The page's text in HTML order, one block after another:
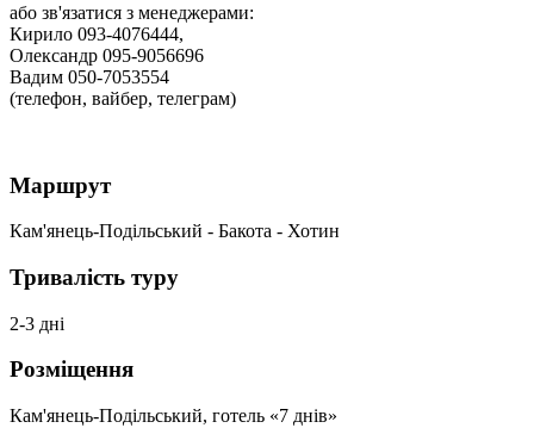
або зв'язатися з менеджерами:
Кирило 093-4076444,
Олександр 095-9056696
Вадим 050-7053554
(телефон, вайбер, телеграм)
Маршрут
Кам'янець-Подільський - Бакота - Хотин
Тривалість туру
2-3 дні
Розміщення
Кам'янець-Подільський, готель «7 днів»